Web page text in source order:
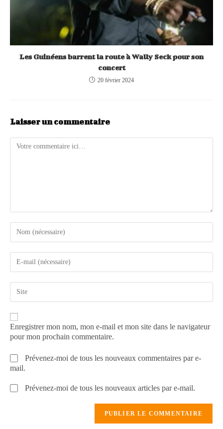
Les Guinéens barrent la route à Wally Seck pour son
concert
20 février 2024
Laisser un commentaire
Enregistrer mon nom, mon e-mail et mon site dans le navigateur
pour mon prochain commentaire.
Prévenez-moi de tous les nouveaux commentaires par e-
mail.
Prévenez-moi de tous les nouveaux articles par e-mail.